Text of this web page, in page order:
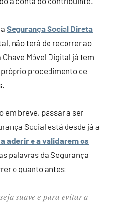
Segurança Social Direta
não terá de recorrer ao
Móvel Digital já tem
procedimento de
em breve, passar a ser
Social está desde já a
aderir e a validarem os
palavras da Segurança
o quanto antes:
suave e para evitar a